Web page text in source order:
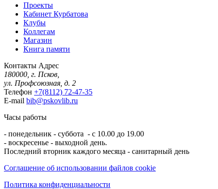
Проекты
Кабинет Курбатова
Клубы
Коллегам
Магазин
Книга памяти
Контакты Адрес
180000, г. Псков,
ул. Профсоюзная, д. 2
Телефон +7(8112) 72-47-35
E-mail bib@pskovlib.ru
Часы работы
- понедельник - суббота - с 10.00 до 19.00
- воскресенье - выходной день.
Последний вторник каждого месяца - санитарный день
Соглашение об использовании файлов cookie
Политика конфиденциальности